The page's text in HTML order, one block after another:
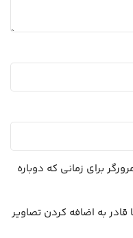
برای زمانی که دوباره
به اضافه کردن تصاویر